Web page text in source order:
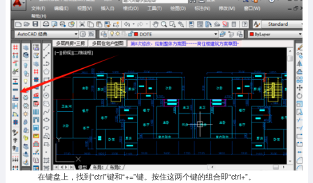
在键盘上，找到“ctrl”键和“+=”键。按住这两个键的组合即“ctrl+”。